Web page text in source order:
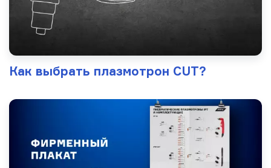
Как выбрать плазмотрон CUT?